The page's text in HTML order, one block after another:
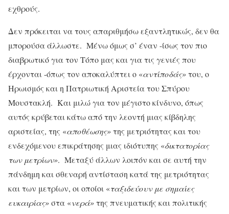
εχθρούς.
Δεν πρόκειται να τους απαριθμήσω εξαντλητικώς, δεν θα
μπορούσα άλλωστε. Μένω όμως σ’ έναν -ίσως τον πιο
διαβρωτικό για τον Τόπο μας και για τις γενιές που
έρχονται -όπως τον αποκαλύπτει ο «αντίποδάς»του, ο
Ηρωισμός και η Πατριωτική Αριστεία του Σπύρου
Μουστακλή. Και μιλώ για τον μέγιστο κίνδυνο, όπως
αυτός κρύβεται κάτω από την λεοντή μιας κίβδηλης
αριστείας, της «αποθέωσης»της μετριότητας και του
ενδεχόμενου επικράτησης μιας ιδιότυπης «δικτατορίας
των μετρίων». Μεταξύ άλλων λοιπόν και σε αυτή την
πάνδημη και σθεναρή αντίσταση κατά της μετριότητας
και των μετρίων, οι οποίοι «ταξιδεύουν με σημαίες
ευκαιρίας»στα «νερά»της πνευματικής και πολιτικής